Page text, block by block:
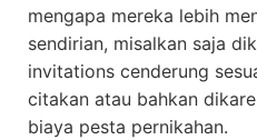
mengapa mereka lebih
sendirian, misalkan saja
invitations cenderung
citakan atau bahkan
biaya pesta pernikahan.